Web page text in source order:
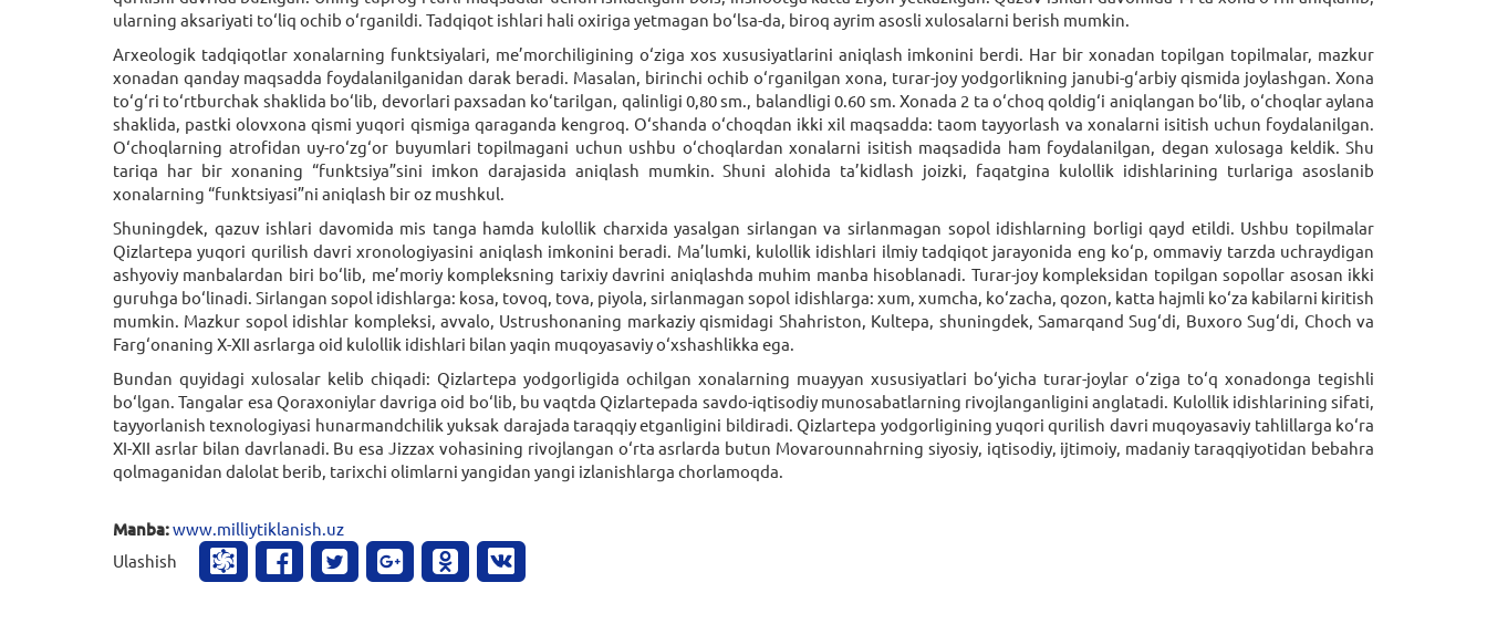
ularning aksariyati to‘liq ochib o‘rganildi. Tadqiqot ishlari hali oxiriga yetmagan bo‘lsa-da, biroq ayrim asosli xulosalarni berish mumkin.
Arxeologik tadqiqotlar xonalarning funktsiyalari, me’morchiligining o‘ziga xos xususiyatlarini aniqlash imkonini berdi. Har bir xonadan topilgan topilmalar, mazkur
xonadan qanday maqsadda foydalanilganidan darak beradi. Masalan, birinchi ochib o‘rganilgan xona, turar-joy yodgorlikning janubi-g‘arbiy qismida joylashgan. Xona
to‘g‘ri to‘rtburchak shaklida bo‘lib, devorlari paxsadan ko‘tarilgan, qalinligi 0,80 sm., balandligi 0.60 sm. Xonada 2 ta o‘choq qoldig‘i aniqlangan bo‘lib, o‘choqlar aylana
shaklida, pastki olovxona qismi yuqori qismiga qaraganda kengroq. O‘shanda o‘choqdan ikki xil maqsadda: taom tayyorlash va xonalarni isitish uchun foydalanilgan.
O‘choqlarning atrofidan uy-ro‘zg‘or buyumlari topilmagani uchun ushbu o‘choqlardan xonalarni isitish maqsadida ham foydalanilgan, degan xulosaga keldik. Shu
tariqa har bir xonaning “funktsiya”sini imkon darajasida aniqlash mumkin. Shuni alohida ta’kidlash joizki, faqatgina kulollik idishlarining turlariga asoslanib
xonalarning “funktsiyasi”ni aniqlash bir oz mushkul.
Shuningdek, qazuv ishlari davomida mis tanga hamda kulollik charxida yasalgan sirlangan va sirlanmagan sopol idishlarning borligi qayd etildi. Ushbu topilmalar
Qizlartepa yuqori qurilish davri xronologiyasini aniqlash imkonini beradi. Ma’lumki, kulollik idishlari ilmiy tad­qiqot jarayonida eng ko‘p, ommaviy tarzda uchraydigan
ashyoviy manbalardan biri bo‘lib, me’moriy kompleksning tarixiy davrini aniqlashda muhim manba hisoblanadi. Turar-joy kompleksidan topilgan sopollar asosan ikki
guruhga bo‘linadi. Sirlangan sopol idishlarga: kosa, tovoq, tova, piyola, sirlanmagan sopol idishlarga: xum, xumcha, ko‘zacha, qozon, katta hajmli ko‘za kabilarni kiritish
mumkin. Mazkur sopol idishlar kompleksi, avvalo, Ustrushonaning markaziy qismidagi Shahriston, Kultepa, shuningdek, Samarqand Sug‘di, Buxoro Sug‘di, Choch va
Farg‘onaning X-XII asrlarga oid kulollik idishlari bilan yaqin muqoyasaviy o‘xshashlikka ega.
Bundan quyidagi xulosalar kelib chiqadi: Qizlartepa yodgorligida ochilgan xonalarning muayyan xususiyatlari bo‘yicha turar-joylar o‘ziga to‘q xonadonga tegishli
bo‘lgan. Tangalar esa Qoraxoniylar davriga oid bo‘lib, bu vaqtda Qizlartepada savdo-iqtisodiy munosabatlarning rivojlanganligini anglatadi. Kulollik idishlarining sifati,
tayyorlanish texnologiyasi hunar­mand­chilik yuksak darajada taraqqiy etganligini bildiradi. Qizlartepa yodgorligining yuqori qurilish davri muqoyasaviy tahlillarga ko‘ra
XI-XII asrlar bilan davrlanadi. Bu esa Jizzax vohasining rivojlangan o‘rta asrlarda butun Movarounnahrning siyosiy, iqtisodiy, ijtimoiy, madaniy taraqqiyotidan bebahra
qolmaganidan dalolat berib, tarixchi olimlarni yangidan yangi izlanishlarga chorlamoqda.
Manba:www.milliytiklanish.uz
Ulashish